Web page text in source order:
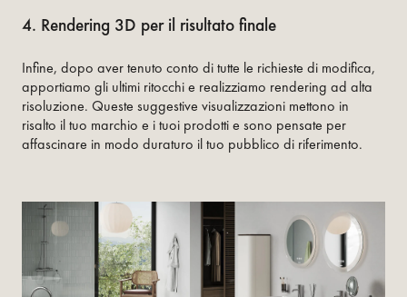
4. Rendering 3D per il risultato finale
Infine, dopo aver tenuto conto di tutte le richieste di modifica,
apportiamo gli ultimi ritocchi e realizziamo rendering ad alta
risoluzione. Queste suggestive visualizzazioni mettono in
risalto il tuo marchio e i tuoi prodotti e sono pensate per
affascinare in modo duraturo il tuo pubblico di riferimento.